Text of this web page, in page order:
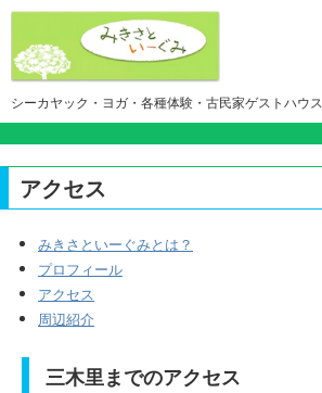
シーカヤック・ヨガ・各種体験・古民家ゲストハウ
アクセス
みきさといーぐみとは？
プロフィール
アクセス
周辺紹介
三木里までのアクセス